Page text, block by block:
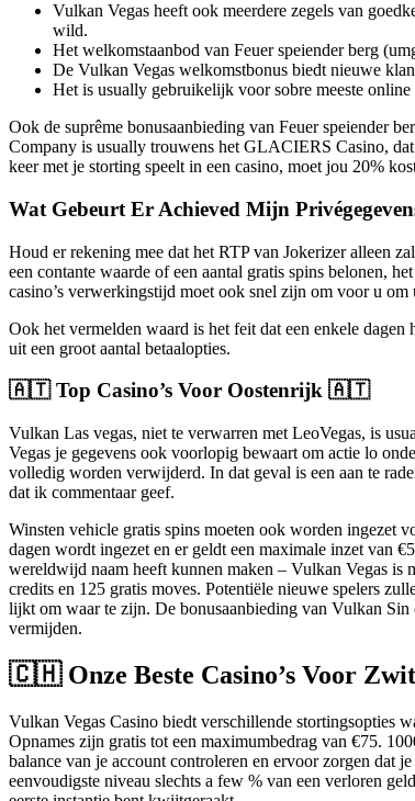
Vulkan Vegas heeft ook meerdere zegels van
wild.
Het welkomstaanbod van Feuer speiender berg
De Vulkan Vegas welkomstbonus biedt nieuwe
Het is usually gebruikelijk voor sobre meeste
Ook de suprême bonusaanbieding van Feuer speiender
Company is usually trouwens het GLACIERS Casino,
keer met je storting speelt in een casino, moet jou 20%
Wat Gebeurt Er Achieved Mijn
Houd er rekening mee dat het RTP van Jokerizer alleen
een contante waarde of een aantal gratis spins belonen,
casino’s verwerkingstijd moet ook snel zijn om voor u
Ook het vermelden waard is het feit dat een enkele
uit een groot aantal betaalopties.
🇦🇹 Top Casino’s Voor Oostenrijk 🇦🇹
Vulkan Las vegas, niet te verwarren met LeoVegas, is
Vegas je gegevens ook voorlopig bewaart om actie lo
volledig worden verwijderd. In dat geval is een aan te
dat ik commentaar geef.
Winsten vehicle gratis spins moeten ook worden ingezet
dagen wordt ingezet en er geldt een maximale inzet van
wereldwijd naam heeft kunnen maken – Vulkan Vegas is
credits en 125 gratis moves. Potentiële nieuwe spelers
lijkt om waar te zijn. De bonusaanbieding van Vulkan Sin
vermijden.
🇨🇭 Onze Beste Casino’s Voor
Vulkan Vegas Casino biedt verschillende stortingsopties
Opnames zijn gratis tot een maximumbedrag van €75.
balance van je account controleren en ervoor zorgen dat
eenvoudigste niveau slechts a few % van een verloren